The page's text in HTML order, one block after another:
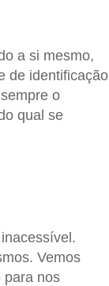
a si mesmo,
de identificação
o
qual se
Vemos
para nos